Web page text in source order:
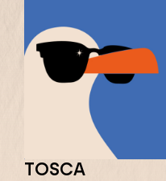
TOSCA